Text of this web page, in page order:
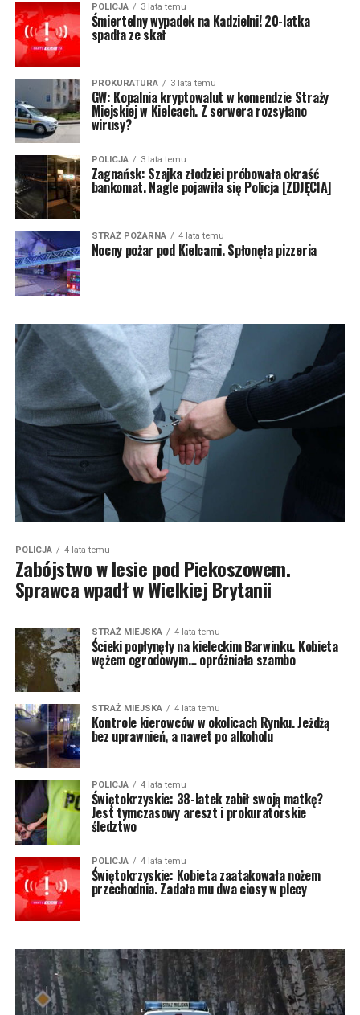
POLICJA 3 lata temu
Śmiertelny wypadek na Kadzielni! 20-latka
spadła ze skał
PROKURATURA 3 lata temu
GW: Kopalnia kryptowalut w komendzie Straży
Miejskiej w Kielcach. Z serwera rozsyłano
wirusy?
POLICJA 3 lata temu
Zagnańsk: Szajka złodziei próbowała okraść
bankomat. Nagle pojawiła się Policja [ZDJĘCIA]
STRAŻ POŻARNA 4 lata temu
Nocny pożar pod Kielcami. Spłonęła pizzeria
POLICJA 4 lata temu
Zabójstwo w lesie pod Piekoszowem.
Sprawca wpadł w Wielkiej Brytanii
STRAŻ MIEJSKA 4 lata temu
Ścieki popłynęły na kieleckim Barwinku. Kobieta
wężem ogrodowym… opróżniała szambo
STRAŻ MIEJSKA 4 lata temu
Kontrole kierowców w okolicach Rynku. Jeżdżą
bez uprawnień, a nawet po alkoholu
POLICJA 4 lata temu
Świętokrzyskie: 38-latek zabił swoją matkę?
Jest tymczasowy areszt i prokuratorskie
śledztwo
POLICJA 4 lata temu
Świętokrzyskie: Kobieta zaatakowała nożem
przechodnia. Zadała mu dwa ciosy w plecy